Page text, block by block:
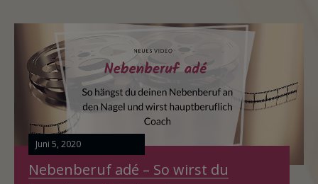
Juni 5, 2020
Nebenberuf adé – So wirst du